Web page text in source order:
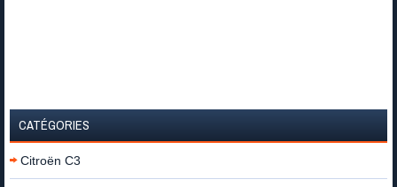
CATÉGORIES
Citroën C3